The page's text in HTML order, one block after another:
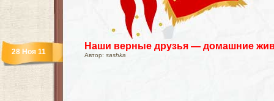
Наши верные друзья — домашние
Автор: sashka
28 Ноя 11